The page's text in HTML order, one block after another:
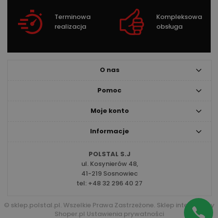
Terminowa
realizacja
Kompleksowa
obsługa
O nas
Pomoc
Moje konto
Informacje
POLSTAL S.J
ul. Kosynierów 48,
41-219 Sosnowiec
tel: +48 32 296 40 27
© sklep.polstal.pl. Wszelkie Prawa Zastrzeżone. Sklep internetowy
Shoper.pl Ustawienia prywatności